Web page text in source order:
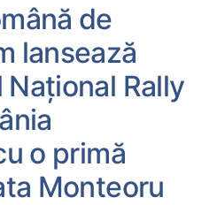
de
lansează
Rally
o primă
Monteoru